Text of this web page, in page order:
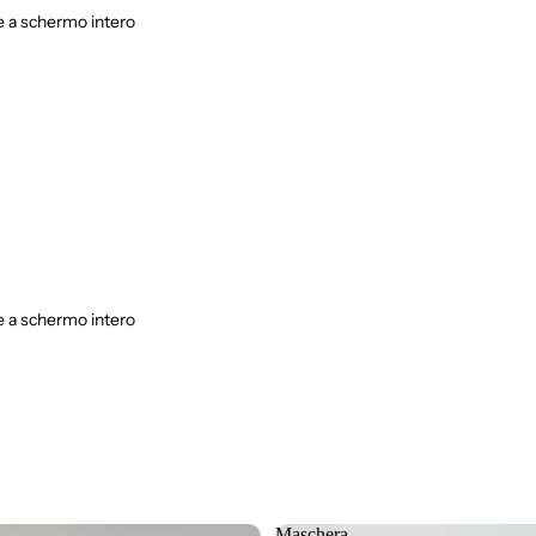
a schermo intero
a schermo intero